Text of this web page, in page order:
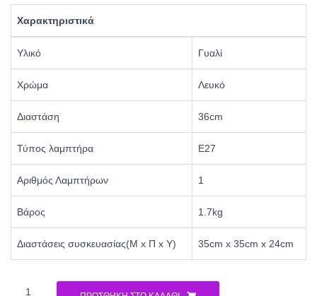
Χαρακτηριστικά
Υλικό Γυαλί
Χρώμα Λευκό
Διαστάση 36cm
Τύπος λαμπτήρα Ε27
Αριθμός Λαμπτήρων 1
Βάρος 1.7kg
Διαστάσεις συσκευασίας(Μ x Π x Υ) 35cm x 35cm x 24cm
Φωτιστικό